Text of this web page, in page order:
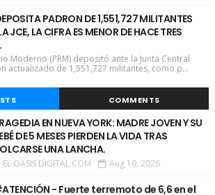
PADRON DE 1,551,727 MILITANTES
JCE, LA CIFRA ES MENOR DE HACE TRES
Moderno (PRM) depositó ante la Junta Central
actualizado de 1,551,727 militantes, como p...
COMMENTS
EN NUEVA YORK: MADRE JOVEN Y SU
DE 5 MESES PIERDEN LA VIDA TRAS
UNA LANCHA.
EL OASIS DIGITAL.COM Aug 10, 2026
- Fuerte terremoto de 6,6 en el